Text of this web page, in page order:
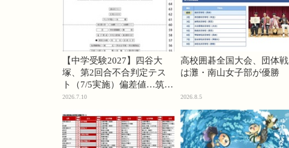
【中学受験2027】四谷大
塚、第2回合不合判定テス
ト（7/5実施）偏差値…筑駒
74・桜蔭70＜PR＞
2026.7.10
高校囲碁全国大会、団体戦
は灘・南山女子部が優勝
2026.8.5